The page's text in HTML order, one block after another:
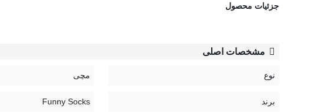
جزئیات محصول
مشخصات اصلی
نوع مچی
برند Funny Socks